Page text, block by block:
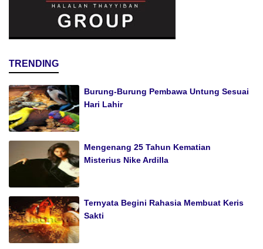
TRENDING
Burung-Burung Pembawa Untung Sesuai
Hari Lahir
Mengenang 25 Tahun Kematian
Misterius Nike Ardilla
Ternyata Begini Rahasia Membuat Keris
Sakti